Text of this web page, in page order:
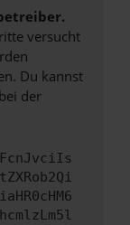
versucht
Du kannst
der